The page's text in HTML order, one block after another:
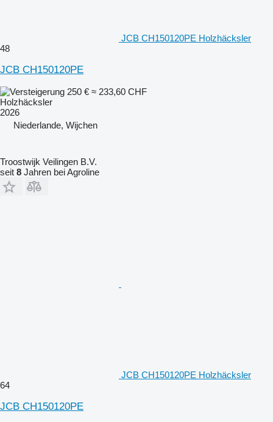
JCB CH150120PE Holzhäcksler
48
JCB CH150120PE
250 € ≈ 233,60 CHF
Holzhäcksler
2026
Niederlande, Wijchen
Troostwijk Veilingen B.V.
seit 8 Jahren bei Agroline
JCB CH150120PE Holzhäcksler
64
JCB CH150120PE